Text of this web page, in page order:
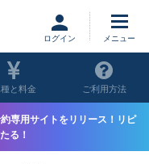
ログイン
と料金 ご利用方法
専用サイトをリリース！リピ
る！